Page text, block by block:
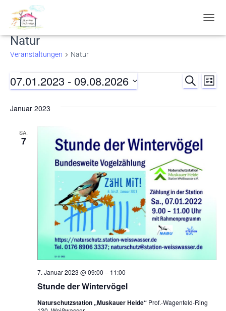
Natur
Veranstaltungen Natur
Veranstaltungen
Suche
SUCHE
LISTE
07.01.2023 - 09.08.2026
wählen.
Januar 2023
SA.
7
Stunde der Wintervögel
7. Januar 2023 @ 09:00 – 11:00
Naturschutzstation „Muskauer Heide“ Prof.-Wagenfeld-Ring